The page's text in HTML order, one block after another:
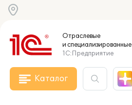
Отраслевые
и специализированные
1С:Предприятие
Каталог